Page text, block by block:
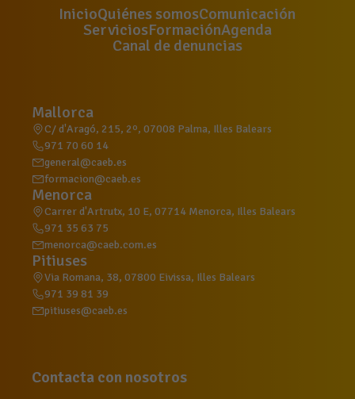
InicioQuiénes somosComunicación
ServiciosFormaciónAgenda
Canal de denuncias
Mallorca
C/ d'Aragó, 215, 2º, 07008 Palma, Illes Balears
971 70 60 14
general@caeb.es
formacion@caeb.es
Menorca
Carrer d'Artrutx, 10 E, 07714 Menorca, Illes Balears
971 35 63 75
menorca@caeb.com.es
Pitiuses
Via Romana, 38, 07800 Eivissa, Illes Balears
971 39 81 39
pitiuses@caeb.es
Contacta con nosotros